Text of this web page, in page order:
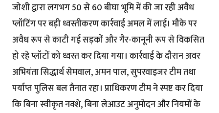
जोशी द्वारा लगभग 50 से 60 बीघा भूमि में की जा रही अवैध
प्लॉटिंग पर बड़ी ध्वस्तीकरण कार्रवाई अमल में लाई। मौके पर
अवैध रूप से काटी गई सड़कों और गैर-कानूनी रूप से विकसित
हो रहे प्लॉटों को ध्वस्त कर दिया गया। कार्रवाई के दौरान अवर
अभियंता सिद्धार्थ सेमवाल, अमन पाल, सुपरवाइजर टीम तथा
पर्याप्त पुलिस बल तैनात रहा। प्राधिकरण टीम ने स्पष्ट कर दिया
कि बिना स्वीकृत नक्शे, बिना लेआउट अनुमोदन और नियमों के